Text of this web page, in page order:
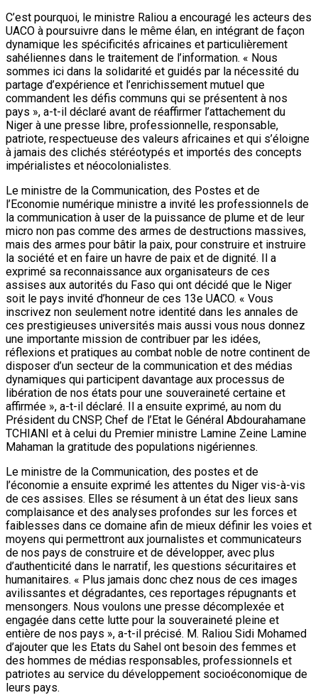
C’est pourquoi, le ministre Raliou a encouragé les acteurs des
UACO à poursuivre dans le même élan, en intégrant de façon
dynamique les spécificités africaines et particulièrement
sahéliennes dans le traitement de l’information. « Nous
sommes ici dans la solidarité et guidés par la nécessité du
partage d’expérience et l’enrichissement mutuel que
commandent les défis communs qui se présentent à nos
pays », a-t-il déclaré avant de réaffirmer l’attachement du
Niger à une presse libre, professionnelle, responsable,
patriote, respectueuse des valeurs africaines et qui s’éloigne
à jamais des clichés stéréotypés et importés des concepts
impérialistes et néocolonialistes.
Le ministre de la Communication, des Postes et de
l’Economie numérique ministre a invité les professionnels de
la communication à user de la puissance de plume et de leur
micro non pas comme des armes de destructions massives,
mais des armes pour bâtir la paix, pour construire et instruire
la société et en faire un havre de paix et de dignité. Il a
exprimé sa reconnaissance aux organisateurs de ces
assises aux autorités du Faso qui ont décidé que le Niger
soit le pays invité d’honneur de ces 13e UACO. « Vous
inscrivez non seulement notre identité dans les annales de
ces prestigieuses universités mais aussi vous nous donnez
une importante mission de contribuer par les idées,
réflexions et pratiques au combat noble de notre continent de
disposer d’un secteur de la communication et des médias
dynamiques qui participent davantage aux processus de
libération de nos états pour une souveraineté certaine et
affirmée », a-t-il déclaré. Il a ensuite exprimé, au nom du
Président du CNSP, Chef de l’Etat le Général Abdourahamane
TCHIANI et à celui du Premier ministre Lamine Zeine Lamine
Mahaman la gratitude des populations nigériennes.
Le ministre de la Communication, des postes et de
l’économie a ensuite exprimé les attentes du Niger vis-à-vis
de ces assises. Elles se résument à un état des lieux sans
complaisance et des analyses profondes sur les forces et
faiblesses dans ce domaine afin de mieux définir les voies et
moyens qui permettront aux journalistes et communicateurs
de nos pays de construire et de développer, avec plus
d’authenticité dans le narratif, les questions sécuritaires et
humanitaires. « Plus jamais donc chez nous de ces images
avilissantes et dégradantes, ces reportages répugnants et
mensongers. Nous voulons une presse décomplexée et
engagée dans cette lutte pour la souveraineté pleine et
entière de nos pays », a-t-il précisé. M. Raliou Sidi Mohamed
d’ajouter que les Etats du Sahel ont besoin des femmes et
des hommes de médias responsables, professionnels et
patriotes au service du développement socioéconomique de
leurs pays.